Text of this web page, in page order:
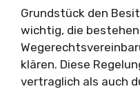
Grundstück den
wichtig, die
klären. Diese
vertraglich als auch